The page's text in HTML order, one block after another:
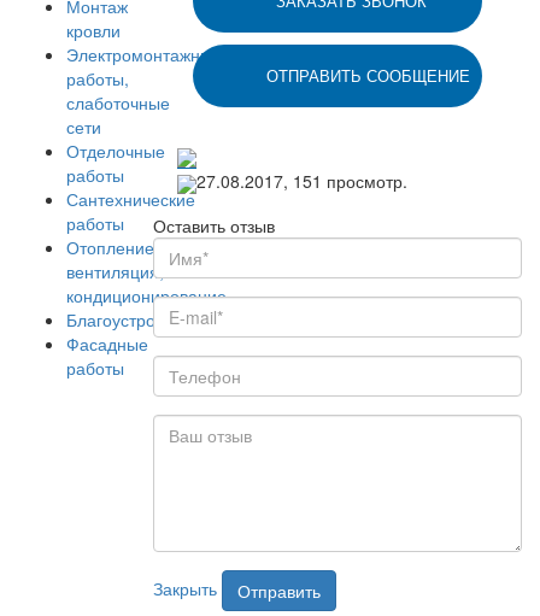
Монтаж
кровли
Электромонтажные
работы,
слаботочные
сети
Отделочные
работы
Сантехнические
работы
Отопление,
вентиляция,
кондиционирование
Благоустройство
Фасадные
работы
ОТПРАВИТЬ СООБЩЕНИЕ
27.08.2017, 151 просмотр.
Оставить отзыв
Закрыть Отправить